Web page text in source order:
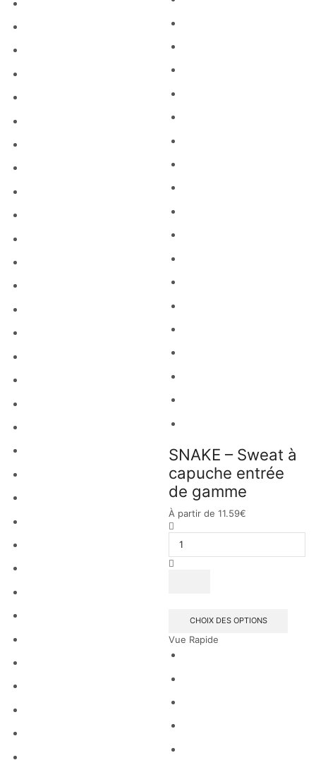
SNAKE – Sweat à
capuche entrée
de gamme
À partir de 11.59€
CHOIX DES OPTIONS
Vue Rapide